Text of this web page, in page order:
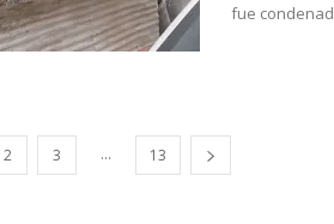
fue
2 3 ... 13